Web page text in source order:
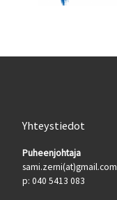
Yhteystiedot
Puheenjohtaja
sami.zerni(at)gmail.com
p: 040 5413 083